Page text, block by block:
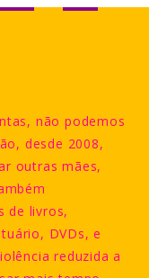
não podemos
desde 2008,
outras mães,
de livros,
DVDs, e
reduzida a